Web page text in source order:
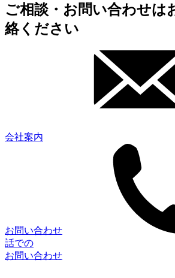
ご相談・お問い合わせは
絡ください
会社案内
お問い合わせ
話での
お問い合わせ